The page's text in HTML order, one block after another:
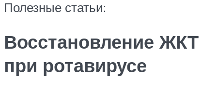
Полезные статьи:
Восстановление ЖКТ
при ротавирусе